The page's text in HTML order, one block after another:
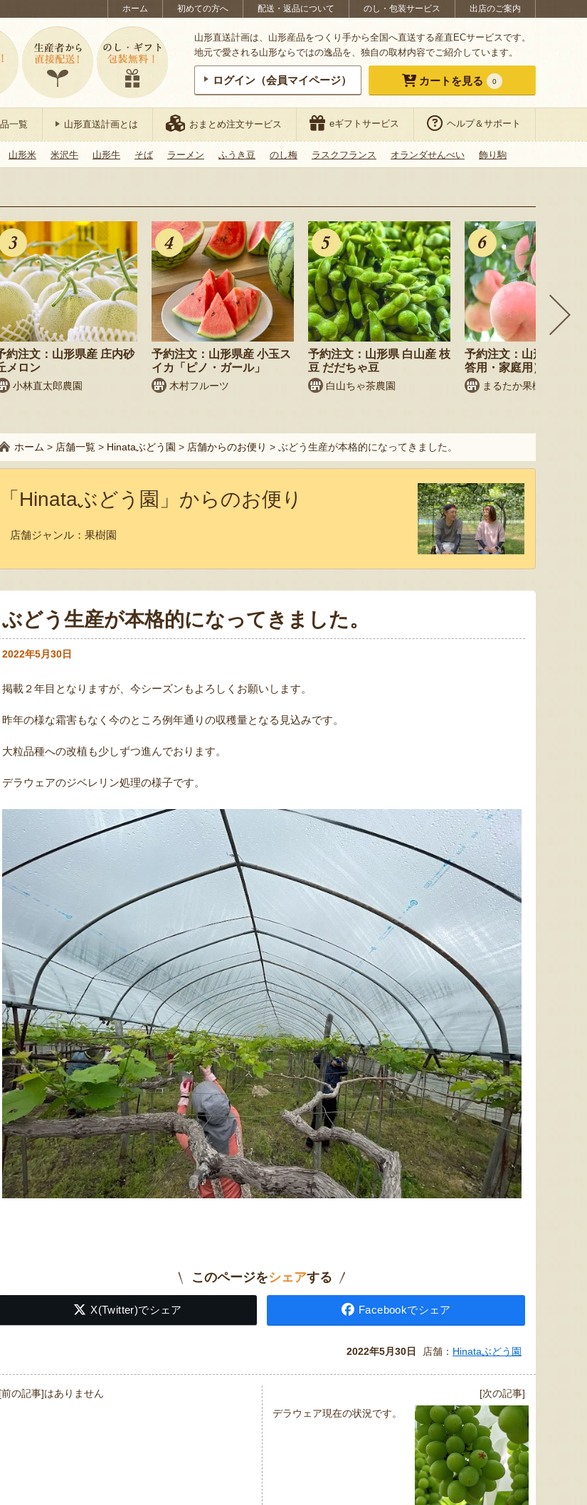
ホーム 初めての方へ 配送・返品について のし・包装サービス 出店のご案内
山形直送計画は、山形産品をつくり手から全国へ直送する産直ECサービスです。
地元で愛される山形ならではの逸品を、独自の取材内容でご紹介しています。
ログイン（会員マイページ） カートを見る 0
一覧 山形直送計画とは おまとめ注文サービス eギフトサービス ヘルプ＆サポート
山形米 米沢牛 山形牛 そば ラーメン ふうき豆 のし梅 ラスクフランス オランダせんべい 飾り駒
約注文：山形県産 庄内砂
メロン
小林直太郎農園
予約注文：山形県産 小玉ス
イカ「ピノ・ガール」
木村フルーツ
予約注文：山形県 白山産 枝
豆 だだちゃ豆
白山ちゃ茶農園
予約注文：山形県産 桃
答用・家庭用）
まるたか果樹園
ホーム > 店舗一覧 > Hinataぶどう園 > 店舗からのお便り > ぶどう生産が本格的になってきました。
「Hinataぶどう園」からのお便り
店舗ジャンル： 果樹園
ぶどう生産が本格的になってきました。
2022年5月30日
掲載２年目となりますが、今シーズンもよろしくお願いします。
昨年の様な霜害もなく今のところ例年通りの収穫量となる見込みです。
大粒品種への改植も少しずつ進んでおります。
デラウェアのジベレリン処理の様子です。
このページをシェアする
X(Twitter)でシェア Facebookでシェア
2022年5月30日 店舗： Hinataぶどう園
投
[前の記事]はありません
[次の記事]
デラウェア現在の状況です。